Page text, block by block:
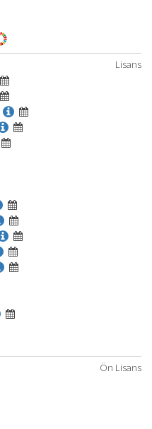
Lisans
Ön Lisans